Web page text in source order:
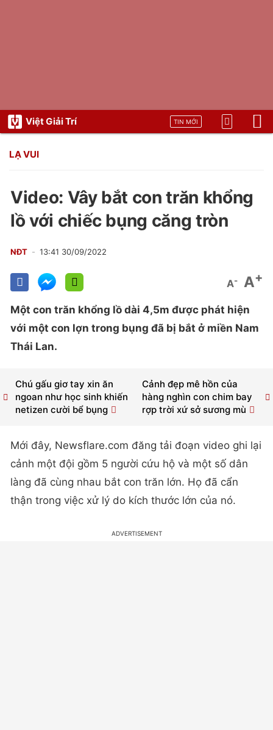
Việt Giải Trí TIN MỚI
LẠ VUI
Video: Vây bắt con trăn khổng
lồ với chiếc bụng căng tròn
NĐT 13:41 30/09/2022
A- A+
Một con trăn khổng lồ dài 4,5m được phát hiện
với một con lợn trong bụng đã bị bắt ở miền Nam
Thái Lan.
Cảnh đẹp mê hồn của
hàng nghìn con chim bay
rợp trời xứ sở sương mù
Chú gấu giơ tay xin ăn
ngoan như học sinh khiến
netizen cười bể bụng
Mới đây, Newsflare.com đăng tải đoạn video ghi lại
cảnh một đội gồm 5 người cứu hộ và một số dân
làng đã cùng nhau bắt con trăn lớn. Họ đã cẩn
thận trong việc xử lý do kích thước lớn của nó.